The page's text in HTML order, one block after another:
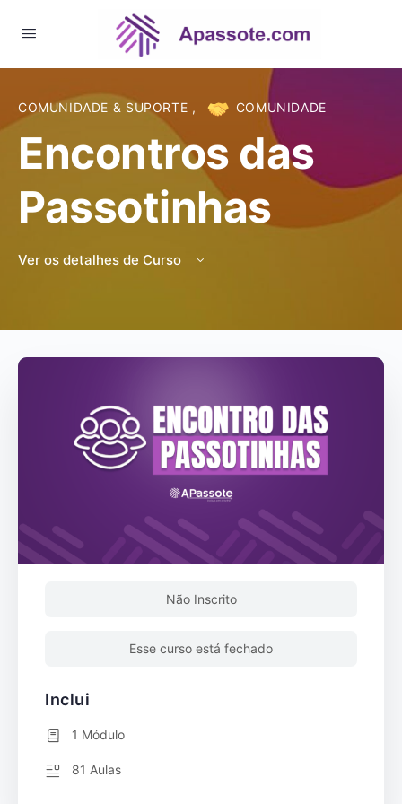
COMUNIDADE & SUPORTE , COMUNIDADE
Encontros das
Passotinhas
Ver os detalhes de Curso
Não Inscrito
Esse curso está fechado
Inclui
1 Módulo
81 Aulas